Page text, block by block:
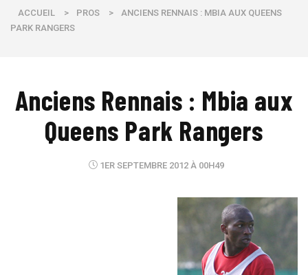
ACCUEIL > PROS >
ANCIENS RENNAIS : MBIA AUX QUEENS
PARK RANGERS
Anciens Rennais : Mbia aux
Queens Park Rangers
1ER SEPTEMBRE 2012 À 00H49